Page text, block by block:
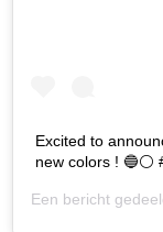
Excited to
new colors ! 🔵⚪️
Een bericht